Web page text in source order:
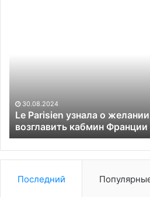
возглавить
кабмин
Франции
30.08.2024
Le Parisien узнала о
возглавить кабмин Франции
Последний